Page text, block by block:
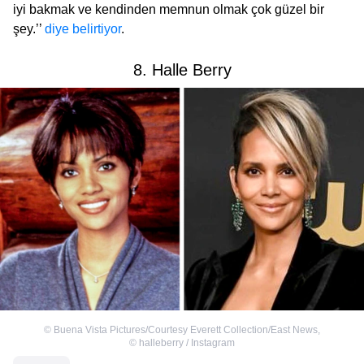
iyi bakmak ve kendinden memnun olmak çok güzel bir
şey.’’ diye belirtiyor.
8. Halle Berry
© Buena Vista Pictures/Courtesy Everett Collection/East News,
© halleberry / Instagram